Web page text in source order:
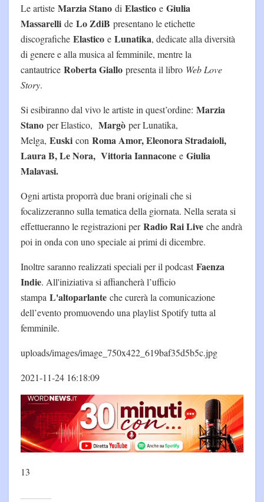
Le artiste Marzia Stano di Elastico e Giulia
Massarelli de Lo ZdiB presentano le etichette
discografiche Elastico e Lunatika, dedicate alla diversità
di genere e alla musica al femminile, mentre la
cantautrice Roberta Giallo presenta il libro Web Love
Story.
Si esibiranno dal vivo le artiste in quest’ordine: Marzia
Stano per Elastico, Margò per Lunatika,
Melga, Euski con Roma Amor, Eleonora Stradaioli,
Laura B, Le Nora, Vittoria Iannacone e Giulia
Malavasi.
Ogni artista proporrà due brani originali che si
focalizzeranno sulla tematica della giornata. Nella serata si
effettueranno le registrazioni perRadio Rai Live che andrà
poi in onda con uno speciale ai primi di dicembre.
Inoltre saranno realizzati speciali per il podcastFaenza
Indie. All'iniziativa si affiancherà l’ufficio
stampa L'altoparlante che curerà la comunicazione
dell’evento promuovendo una playlist Spotify tutta al
femminile.
uploads/images/image_750x422_619baf35d5b5c.jpg
2021-11-24 16:18:09
13